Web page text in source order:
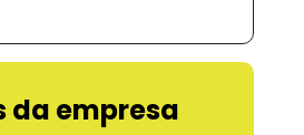
da empresa